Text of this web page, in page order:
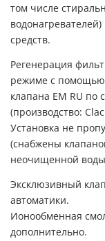
том числе
средств.
Регенерация
режиме с помощью
клапана EM RU по
(производство:
Установка не
(снабжены
неочищенной
Эксклюзивный
автоматики.
Ионообменная
дополнительно.